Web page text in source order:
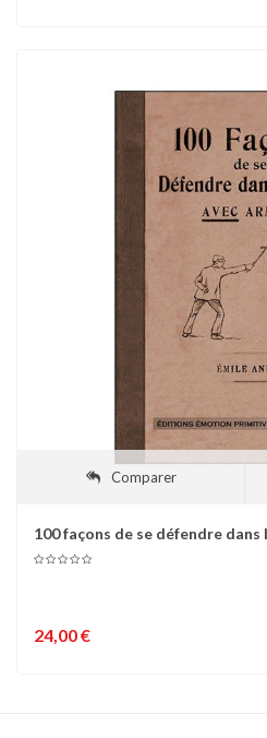
Comparer
100 façons de se défendre dans
24,00 €